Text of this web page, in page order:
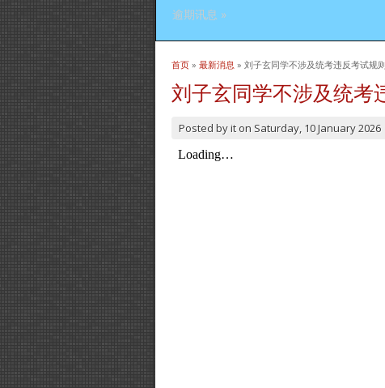
逾期讯息 »
当前位置
首页 » 最新消息 » 刘子玄同学不涉及统考违反考试规
刘子玄同学不涉及统考
Posted byit on Saturday, 10 January 2026